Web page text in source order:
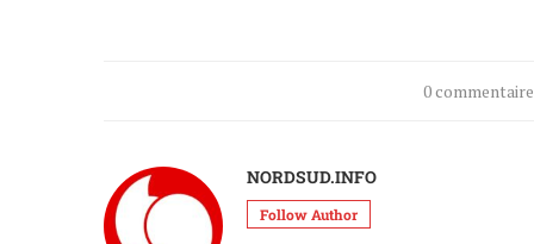
0
NORDSUD.INFO
Follow Author